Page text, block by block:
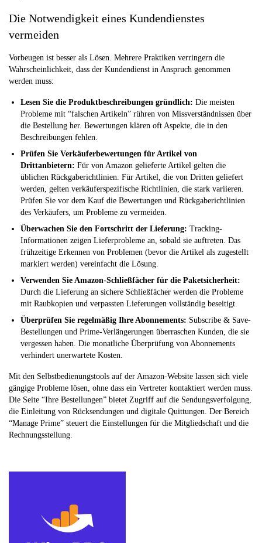
Die Notwendigkeit eines Kundendienstes
vermeiden
Vorbeugen ist besser als Lösen. Mehrere Praktiken verringern die
Wahrscheinlichkeit, dass der Kundendienst in Anspruch genommen
werden muss:
Lesen Sie die Produktbeschreibungen gründlich: Die meisten
Probleme mit “falschen Artikeln” rühren von Missverständnissen über
die Bestellung her. Bewertungen klären oft Aspekte, die in den
Beschreibungen fehlen.
Prüfen Sie Verkäuferbewertungen für Artikel von
Drittanbietern: Für von Amazon gelieferte Artikel gelten die
üblichen Rückgaberichtlinien. Für Artikel, die von Dritten geliefert
werden, gelten verkäuferspezifische Richtlinien, die stark variieren.
Prüfen Sie vor dem Kauf die Bewertungen und Rückgaberichtlinien
des Verkäufers, um Probleme zu vermeiden.
Überwachen Sie den Fortschritt der Lieferung: Tracking-
Informationen zeigen Lieferprobleme an, sobald sie auftreten. Das
frühzeitige Erkennen von Problemen (bevor die Artikel als zugestellt
markiert werden) vereinfacht die Lösung.
Verwenden Sie Amazon-Schließfächer für die Paketsicherheit:
Durch die Lieferung an sichere Schließfächer werden die Probleme
mit Raubkopien und verpassten Lieferungen vollständig beseitigt.
Überprüfen Sie regelmäßig Ihre Abonnements: Subscribe & Save-
Bestellungen und Prime-Verlängerungen überraschen Kunden, die sie
vergessen haben. Die monatliche Überprüfung von Abonnements
verhindert unerwartete Kosten.
Mit den Selbstbedienungstools auf der Amazon-Website lassen sich viele
gängige Probleme lösen, ohne dass ein Vertreter kontaktiert werden muss.
Die Seite “Ihre Bestellungen” bietet Zugriff auf die Sendungsverfolgung,
die Einleitung von Rücksendungen und digitale Quittungen. Der Bereich
“Manage Prime” steuert die Einstellungen für die Mitgliedschaft und die
Rechnungsstellung.